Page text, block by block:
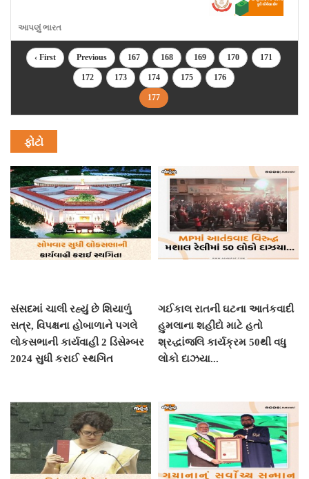
આપણું ભારત
‹ First Previous 167 168 169 170 171
172 173 174 175 176
177
ફોટો
સંસદમાં ચાલી રહ્યું છે શિયાળું
સત્ર, વિપક્ષના હોબાળાને પગલે
લોકસભાની કાર્યવાહી 2 ડિસેમ્બર
2024 સુધી કરાઈ સ્થગિત
ગઈકાલ રાતની ઘટના આતંકવાદી
હુમલાના શહીદો માટે હતો
શ્રદ્ધાંજલિ કાર્યક્રમ 50થી વધુ
લોકો દાઝયા...